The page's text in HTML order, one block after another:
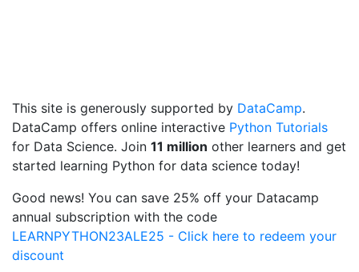
This site is generously supported by DataCamp.
DataCamp offers online interactive Python Tutorials
for Data Science. Join 11 million other learners and get
started learning Python for data science today!
Good news! You can save 25% off your Datacamp
annual subscription with the code
LEARNPYTHON23ALE25 - Click here to redeem your
discount